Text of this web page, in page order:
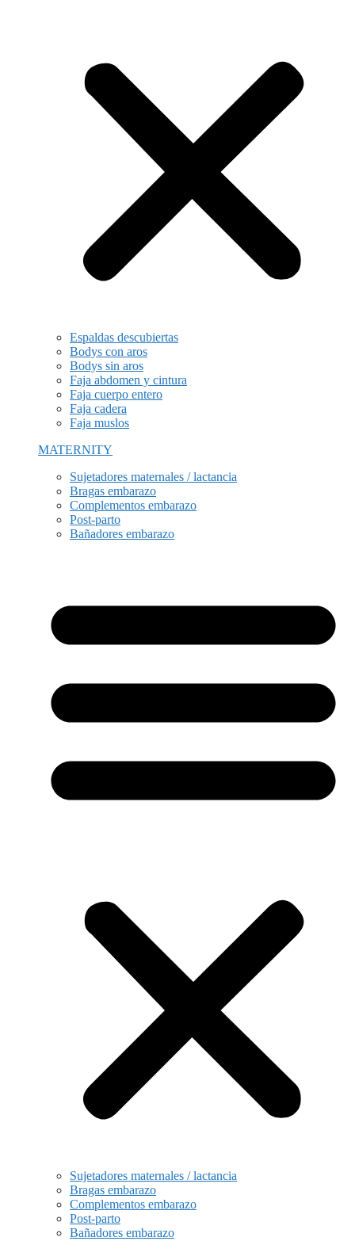
Espaldas descubiertas
Bodys con aros
Bodys sin aros
Faja abdomen y cintura
Faja cuerpo entero
Faja cadera
Faja muslos
MATERNITY
Sujetadores maternales / lactancia
Bragas embarazo
Complementos embarazo
Post-parto
Bañadores embarazo
Sujetadores maternales / lactancia
Bragas embarazo
Complementos embarazo
Post-parto
Bañadores embarazo